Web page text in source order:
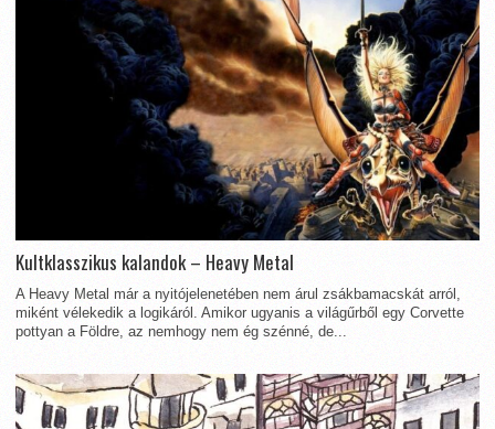
Kultklasszikus kalandok – Heavy Metal
A Heavy Metal már a nyitójelenetében nem árul zsákbamacskát arról,
miként vélekedik a logikáról. Amikor ugyanis a világűrből egy Corvette
pottyan a Földre, az nemhogy nem ég szénné, de...